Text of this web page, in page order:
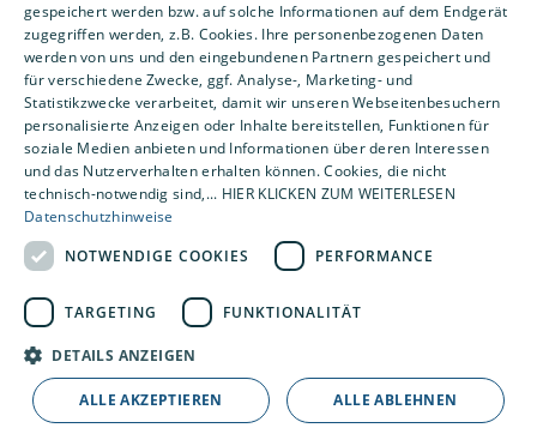
Unternehmen
Kontakt
gespeichert werden bzw. auf solche Informationen auf dem Endgerät
zugegriffen werden, z.B. Cookies. Ihre personenbezogenen Daten
werden von uns und den eingebundenen Partnern gespeichert und
für verschiedene Zwecke, ggf. Analyse-, Marketing- und
Statistikzwecke verarbeitet, damit wir unseren Webseitenbesuchern
personalisierte Anzeigen oder Inhalte bereitstellen, Funktionen für
soziale Medien anbieten und Informationen über deren Interessen
und das Nutzerverhalten erhalten können. Cookies, die nicht
technisch-notwendig sind,... HIER KLICKEN ZUM WEITERLESEN
Datenschutzhinweise
NOTWENDIGE COOKIES
PERFORMANCE
TARGETING FUNKTIONALITÄT
DETAILS ANZEIGEN
ALLE AKZEPTIEREN ALLE ABLEHNEN